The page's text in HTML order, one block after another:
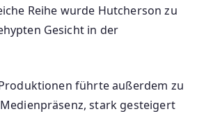
Reihe wurde Hutcherson zu
Gesicht in der
führte außerdem zu
stark gesteigert